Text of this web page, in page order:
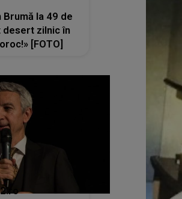
Brumă la 49 de
desert zilnic în
[FOTO]